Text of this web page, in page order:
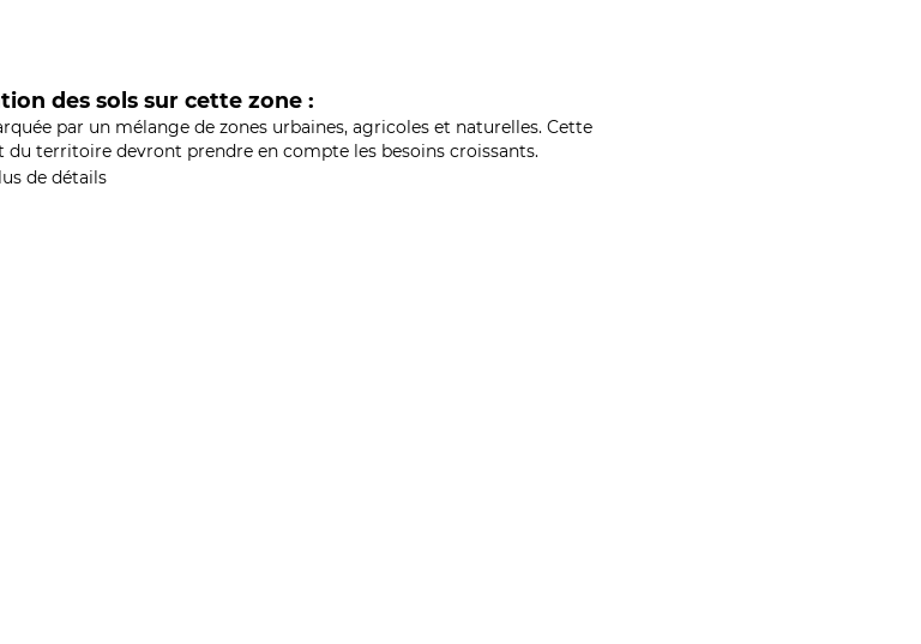
des sols sur cette zone :
par un mélange de zones urbaines, agricoles et naturelles. Cette
territoire devront prendre en compte les besoins croissants.
de détails